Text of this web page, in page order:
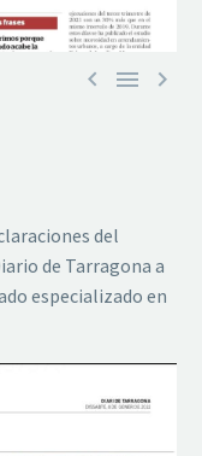
  
del
de Tarragona a
especializado en